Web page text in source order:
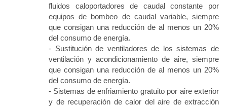
fluidos caloportadores de caudal constante por
equipos de bombeo de caudal variable, siempre
que consigan una reducción de al menos un 20%
del consumo de energía.
- Sustitución de ventiladores de los sistemas de
ventilación y acondicionamiento de aire, siempre
que consigan una reducción de al menos un 20%
del consumo de energía.
- Sistemas de enfriamiento gratuito por aire exterior
y de recuperación de calor del aire de extracción